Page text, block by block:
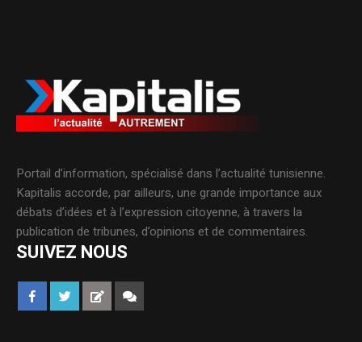
Portail d’information, spécialisé dans l’actualité tunisienne.
Kapitalis accorde, par ailleurs, une grande importance aux
débats d’idées et à l’expression citoyenne, à travers la
publication de tribunes, d’opinions et de commentaires.
SUIVEZ NOUS